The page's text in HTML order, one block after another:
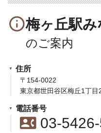
info_outline梅ヶ丘駅
住所
〒154-0022
東京都世田谷区梅丘1丁目
電話番号
contact_phone03-